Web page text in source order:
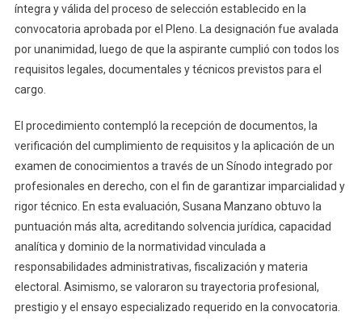
Del
Órgano
Interno
De
ITE
íntegra y válida del proceso de selección establecido en la
convocatoria aprobada por el Pleno. La designación fue avalada
por unanimidad, luego de que la aspirante cumplió con todos los
requisitos legales, documentales y técnicos previstos para el
cargo.
El procedimiento contempló la recepción de documentos, la
verificación del cumplimiento de requisitos y la aplicación de un
examen de conocimientos a través de un Sínodo integrado por
profesionales en derecho, con el fin de garantizar imparcialidad y
rigor técnico. En esta evaluación, Susana Manzano obtuvo la
puntuación más alta, acreditando solvencia jurídica, capacidad
analítica y dominio de la normatividad vinculada a
responsabilidades administrativas, fiscalización y materia
electoral. Asimismo, se valoraron su trayectoria profesional,
prestigio y el ensayo especializado requerido en la convocatoria.